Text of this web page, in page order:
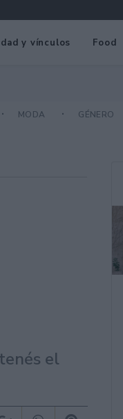
y vínculos Food
MODA GÉNERO
el